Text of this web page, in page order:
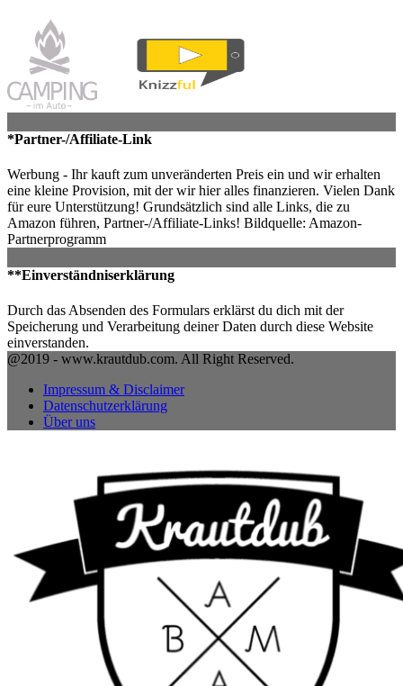
*Partner-/Affiliate-Link
Werbung - Ihr kauft zum unveränderten Preis ein und wir erhalten
eine kleine Provision, mit der wir hier alles finanzieren. Vielen Dank
für eure Unterstützung! Grundsätzlich sind alle Links, die zu
Amazon führen, Partner-/Affiliate-Links! Bildquelle: Amazon-
Partnerprogramm
**Einverständniserklärung
Durch das Absenden des Formulars erklärst du dich mit der
Speicherung und Verarbeitung deiner Daten durch diese Website
einverstanden.
@2019 - www.krautdub.com. All Right Reserved.
Impressum & Disclaimer
Datenschutzerklärung
Über uns